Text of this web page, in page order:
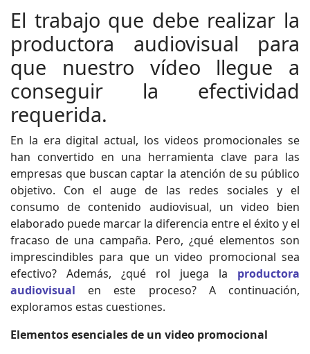
El trabajo que debe realizar la
productora audiovisual para
que nuestro vídeo llegue a
conseguir la efectividad
requerida.
En la era digital actual, los videos promocionales se
han convertido en una herramienta clave para las
empresas que buscan captar la atención de su público
objetivo. Con el auge de las redes sociales y el
consumo de contenido audiovisual, un video bien
elaborado puede marcar la diferencia entre el éxito y el
fracaso de una campaña. Pero, ¿qué elementos son
imprescindibles para que un video promocional sea
efectivo? Además, ¿qué rol juega la productora
audiovisual en este proceso? A continuación,
exploramos estas cuestiones.
Elementos esenciales de un video promocional